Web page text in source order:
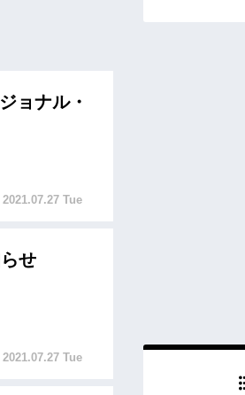
ョナル・
2021.07.27 Tue
せ
2021.07.27 Tue